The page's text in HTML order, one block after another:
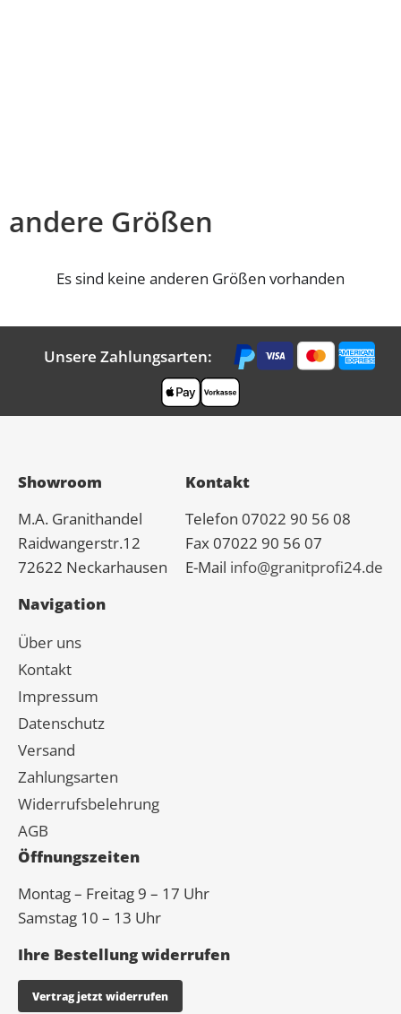
andere Größen
Es sind keine anderen Größen vorhanden
Unsere Zahlungsarten:
Showroom
M.A. Granithandel
Raidwangerstr.12
72622 Neckarhausen
Kontakt
Telefon 07022 90 56 08
Fax 07022 90 56 07
E-Mail info@granitprofi24.de
Navigation
Über uns
Kontakt
Impressum
Datenschutz
Versand
Zahlungsarten
Widerrufsbelehrung
AGB
Öffnungszeiten
Montag – Freitag 9 – 17 Uhr
Samstag 10 – 13 Uhr
Ihre Bestellung widerrufen
Vertrag jetzt widerrufen